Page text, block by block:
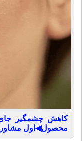
محصول◀اول